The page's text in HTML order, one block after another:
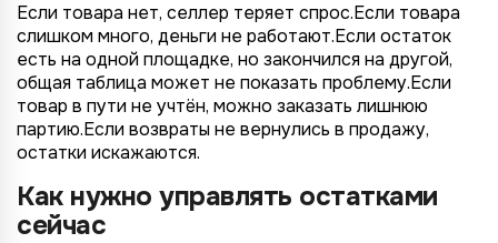
Если товара нет, селлер теряет спрос.Если товара
слишком много, деньги не работают.Если остаток
есть на одной площадке, но закончился на другой,
общая таблица может не показать проблему.Если
товар в пути не учтён, можно заказать лишнюю
партию.Если возвраты не вернулись в продажу,
остатки искажаются.
Как нужно управлять остатками
сейчас